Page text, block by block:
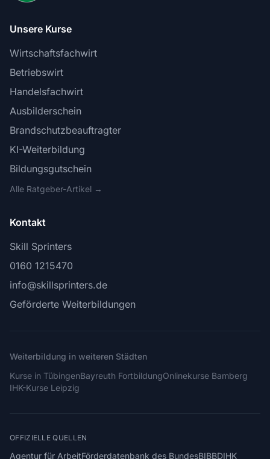
Unsere Kurse
Wirtschaftsfachwirt
Betriebswirt
Handelsfachwirt
Ausbilderschein
Brandschutzbeauftragter
KI-Weiterbildung
Bildungsgutschein
Alle Ratgeber-Artikel →
Kontakt
Skill Sprinters
0160 1215470
info@skillsprinters.de
Geförderte Weiterbildungen
Weiterbildung in weiteren Städten
Kurse in TübingenBayreuth FortbildungOnlinekurse Bamberg
IHK-Kurse Leipzig
OFFIZIELLE QUELLEN
Agentur für ArbeitFörderdatenbank des BundesBIBBDIHK